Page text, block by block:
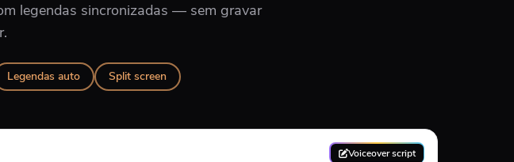
legendas sincronizadas — sem gravar
Legendas auto Split screen
Voiceover script